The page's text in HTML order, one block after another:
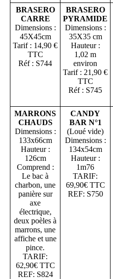
BRASERO
CARRE
Dimensions :
45X45cm
Tarif : 14,90 €
TTC
Réf : S744
BRASERO
PYRAMIDE
Dimensions :
35X35 cm
Hauteur :
1,02 m
environ
Tarif : 21,90 €
TTC
Réf : S745
MARRONS
CHAUDS
Dimensions :
133x66cm
Hauteur :
126cm
Comprend :
Le bac à
charbon, une
panière sur
axe
électrique,
deux poèles à
marrons, une
affiche et une
pince.
TARIF:
62,90€ TTC
REF: S824
CANDY
BAR N°1
(Loué vide)
Dimensions :
134x54cm
Hauteur :
1m76
TARIF:
69,90€ TTC
REF: S750